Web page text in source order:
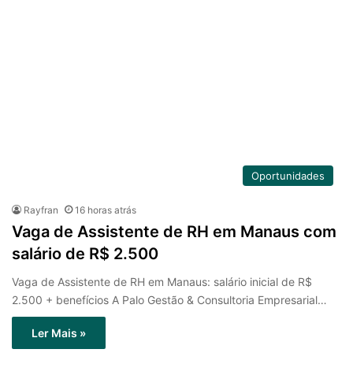
Oportunidades
Rayfran 16 horas atrás
Vaga de Assistente de RH em Manaus com
salário de R$ 2.500
Vaga de Assistente de RH em Manaus: salário inicial de R$
2.500 + benefícios A Palo Gestão & Consultoria Empresarial…
Ler Mais »